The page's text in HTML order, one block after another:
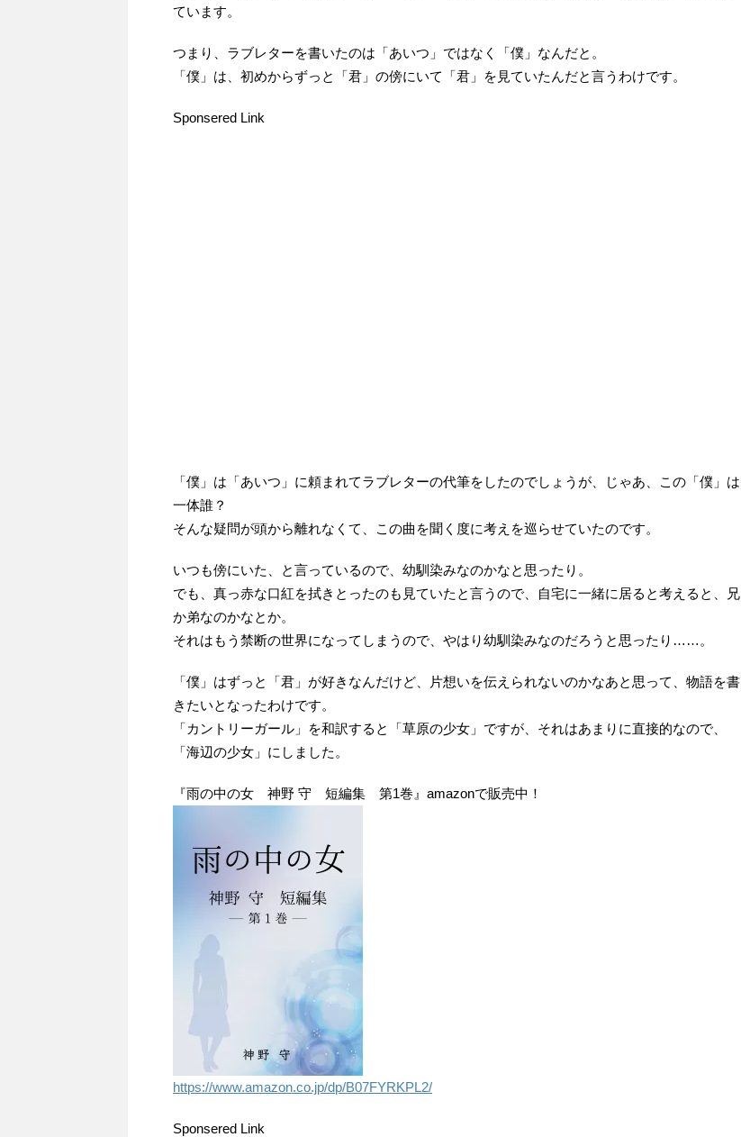
ています。
つまり、ラブレターを書いたのは「あいつ」ではなく「僕」なんだと。
「僕」は、初めからずっと「君」の傍にいて「君」を見ていたんだと言うわけです。
Sponsered Link
「僕」は「あいつ」に頼まれてラブレターの代筆をしたのでしょうが、じゃあ、この「僕」は
一体誰？
そんな疑問が頭から離れなくて、この曲を聞く度に考えを巡らせていたのです。
いつも傍にいた、と言っているので、幼馴染みなのかなと思ったり。
でも、真っ赤な口紅を拭きとったのも見ていたと言うので、自宅に一緒に居ると考えると、兄
か弟なのかなとか。
それはもう禁断の世界になってしまうので、やはり幼馴染みなのだろうと思ったり……。
「僕」はずっと「君」が好きなんだけど、片想いを伝えられないのかなあと思って、物語を書
きたいとなったわけです。
「カントリーガール」を和訳すると「草原の少女」ですが、それはあまりに直接的なので、
「海辺の少女」にしました。
『雨の中の女 神野 守 短編集 第1巻』amazonで販売中！
https://www.amazon.co.jp/dp/B07FYRKPL2/
Sponsered Link